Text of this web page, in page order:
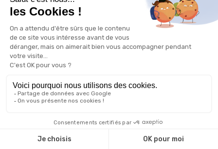
140 - 144 avenue Jean Jaures 03200
Vichy
Ville: Vichy